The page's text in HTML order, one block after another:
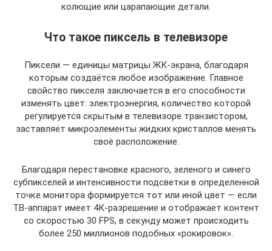
колющие или царапающие детали.
Что такое пиксель в телевизоре
Пиксели — единицы матрицы ЖК-экрана, благодаря
которым создаётся любое изображение. Главное
свойство пикселя заключается в его способности
изменять цвет: электроэнергия, количество которой
регулируется скрытым в телевизоре транзистором,
заставляет микроэлементы жидких кристаллов менять
своё расположение.
Благодаря перестановке красного, зеленого и синего
субпикселей и интенсивности подсветки в определенной
точке монитора формируется тот или иной цвет — если
ТВ-аппарат имеет 4К-разрешение и отображает контент
со скоростью 30 FPS, в секунду может происходить
более 250 миллионов подобных «рокировок».